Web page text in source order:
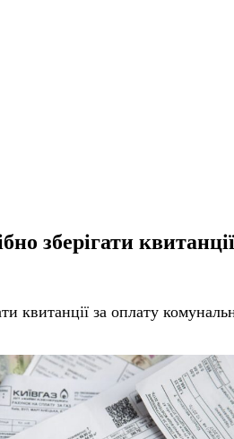
зберігати
квитанції за оплату